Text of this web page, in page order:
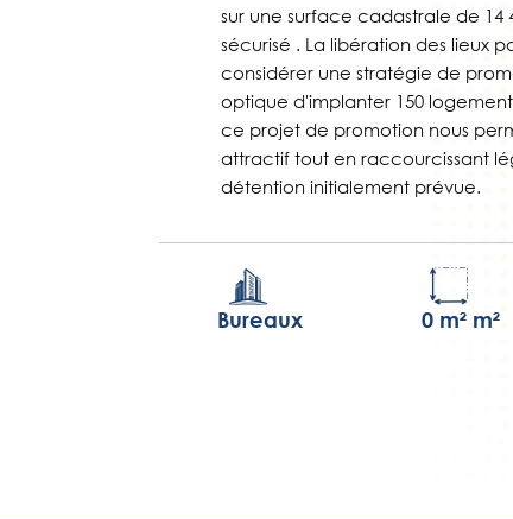
sur une surface cadastrale de 14
sécurisé . La libération des lieux
considérer une stratégie de
optique d'implanter 150
ce projet de promotion nous
attractif tout en raccourcissant
détention initialement prévue.
Bureaux 0 m² m²